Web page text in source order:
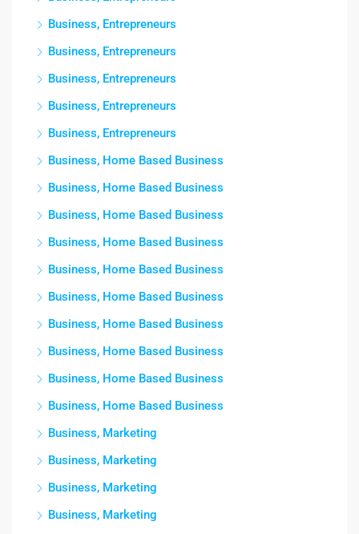
Business, Entrepreneurs
Business, Entrepreneurs
Business, Entrepreneurs
Business, Entrepreneurs
Business, Entrepreneurs
Business, Home Based Business
Business, Home Based Business
Business, Home Based Business
Business, Home Based Business
Business, Home Based Business
Business, Home Based Business
Business, Home Based Business
Business, Home Based Business
Business, Home Based Business
Business, Home Based Business
Business, Marketing
Business, Marketing
Business, Marketing
Business, Marketing